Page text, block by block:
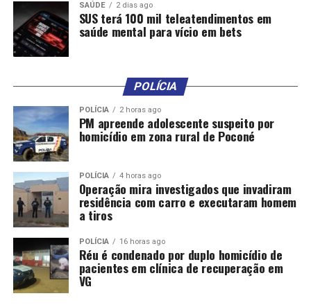
SAÚDE 2 dias ago
SUS terá 100 mil teleatendimentos em
saúde mental para vício em bets
POLÍCIA
POLÍCIA 2 horas ago
PM apreende adolescente suspeito por
homicídio em zona rural de Poconé
POLÍCIA 4 horas ago
Operação mira investigados que invadiram
residência com carro e executaram homem
a tiros
POLÍCIA 16 horas ago
Réu é condenado por duplo homicídio de
pacientes em clínica de recuperação em
VG